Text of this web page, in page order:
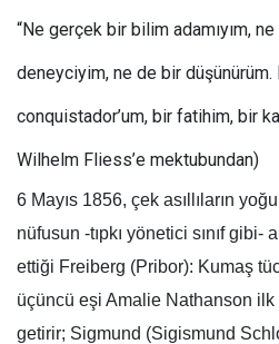
“Ne gerçek bir bilim adamıyım,
deneyciyim, ne de bir
conquistador’um, bir fatihim, bir
Wilhelm Fliess’e mektubundan)
6 Mayıs 1856, çek asıllıların
nüfusun -tıpkı yönetici sınıf gibi-
ettiği Freiberg (Pribor): Kumaş
üçüncü eşi Amalie Nathanson
getirir; Sigmund (Sigismund